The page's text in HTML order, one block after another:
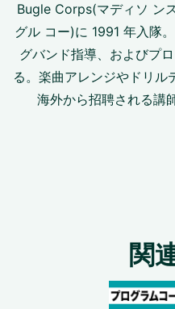
Bugle Corps(マディソ ン
グル コー)に 1991 年入隊
グバンド指導、およびプ
る。楽曲アレンジやドリル
海外から招聘される講
関